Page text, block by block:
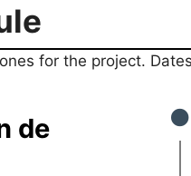
for the project.
de